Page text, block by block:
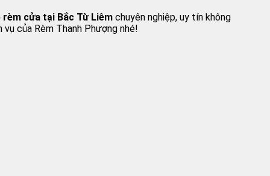
rèm cửa tại Bắc Từ Liêm chuyên nghiệp, uy tín không
của Rèm Thanh Phượng nhé!